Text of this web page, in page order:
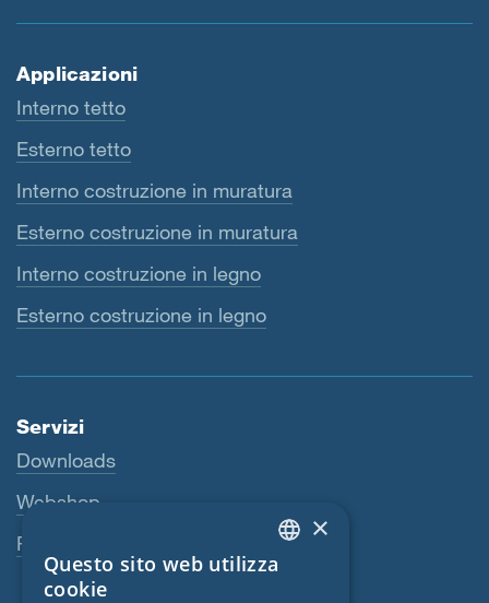
Applicazioni
Interno tetto
Esterno tetto
Interno costruzione in muratura
Esterno costruzione in muratura
Interno costruzione in legno
Esterno costruzione in legno
Servizi
Downloads
Webshop
Persona di riferimento
ENGLISH
×
Questo sito web utilizza
cookie